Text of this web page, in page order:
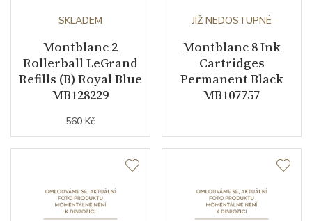
SKLADEM
Montblanc 2
Rollerball LeGrand
Refills (B) Royal Blue
MB128229
560 Kč
JIŽ NEDOSTUPNÉ
Montblanc 8 Ink
Cartridges
Permanent Black
MB107757